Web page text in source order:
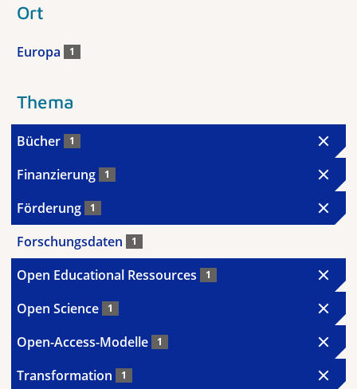
Ort
Europa 1
Thema
Bücher 1
Finanzierung 1
Förderung 1
Forschungsdaten 1
Open Educational Ressources 1
Open Science 1
Open-Access-Modelle 1
Transformation 1